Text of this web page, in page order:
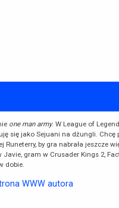
one man army. W League of
się jako Sejuani na dżungli.
Runeterry, by gra nabrała jeszcze
Javie, gram w Crusader Kings 2,
dobie.
WWW autora